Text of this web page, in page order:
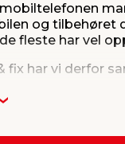
og tilbehøret
fleste har vel
fix har vi derfor
ladere